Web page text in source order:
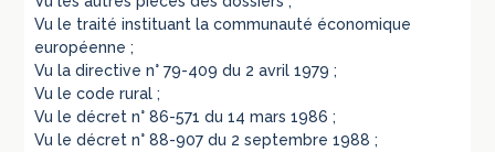
Vu le traité instituant la communauté économique
européenne ;
Vu la directive n° 79-409 du 2 avril 1979 ;
Vu le code rural ;
Vu le décret n° 86-571 du 14 mars 1986 ;
Vu le décret n° 88-907 du 2 septembre 1988 ;